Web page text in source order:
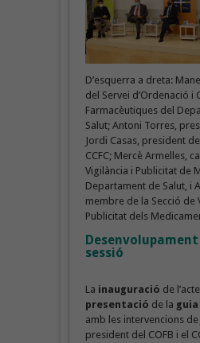
D’esquerra a dreta:
del Servei d’Ordenació i
Farmacèutiques del
Salut; Antoni Torres,
Jordi Casas, president
CCFC; Mercè Armelles,
Vigilància i Publicitat de
Departament de Salut, i
membre de la Secció de
Publicitat dels
sessió
La inauguració de
presentació de la guia
amb les intervencions de
president del COFB i el